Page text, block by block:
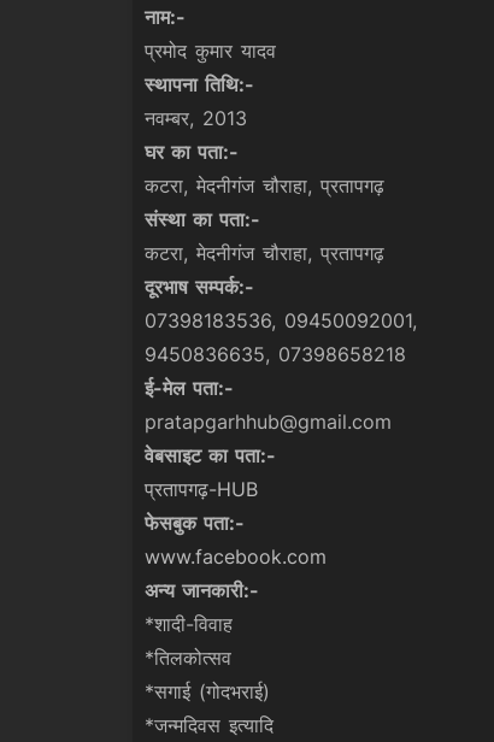
नाम:-
प्रमोद कुमार यादव
स्थापना तिथि:-
नवम्बर, 2013
घर का पता:-
कटरा, मेदनीगंज चौराहा, प्रतापगढ़
संस्था का पता:-
कटरा, मेदनीगंज चौराहा, प्रतापगढ़
दूरभाष सम्पर्क:-
07398183536, 09450092001,
9450836635, 07398658218
ई-मेल पता:-
pratapgarhhub@gmail.com
वेबसाइट का पता:-
प्रतापगढ़-HUB
फेसबुक पता:-
www.facebook.com
अन्य जानकारी:-
*शादी-विवाह
*तिलकोत्सव
*सगाई (गोदभराई)
*जन्मदिवस इत्यादि